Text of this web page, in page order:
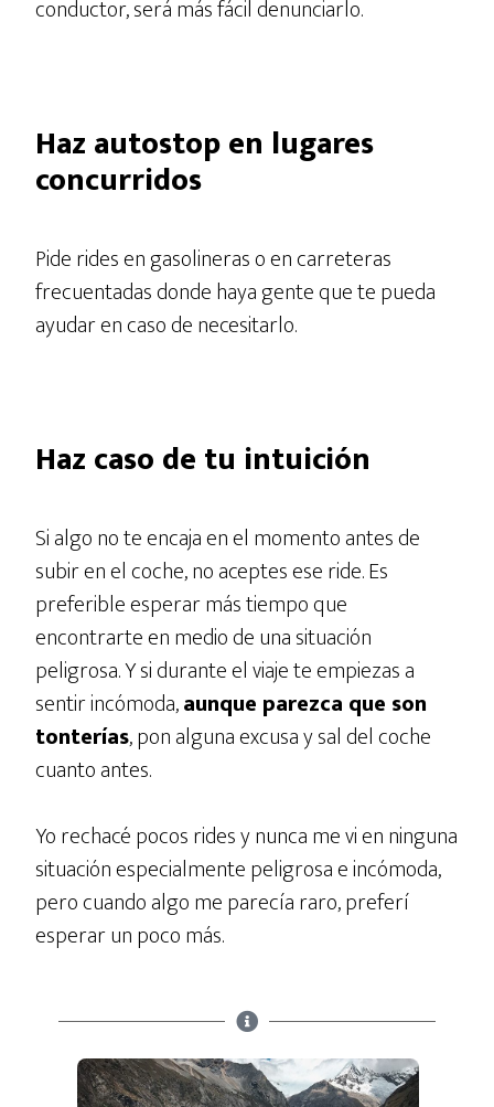
conductor, será más fácil denunciarlo.
Haz autostop en lugares
concurridos
Pide rides en gasolineras o en carreteras
frecuentadas donde haya gente que te pueda
ayudar en caso de necesitarlo.
Haz caso de tu intuición
Si algo no te encaja en el momento antes de
subir en el coche, no aceptes ese ride. Es
preferible esperar más tiempo que
encontrarte en medio de una situación
peligrosa. Y si durante el viaje te empiezas a
sentir incómoda,aunque parezca que son
tonterías, pon alguna excusa y sal del coche
cuanto antes.
Yo rechacé pocos rides y nunca me vi en ninguna
situación especialmente peligrosa e incómoda,
pero cuando algo me parecía raro, preferí
esperar un poco más.